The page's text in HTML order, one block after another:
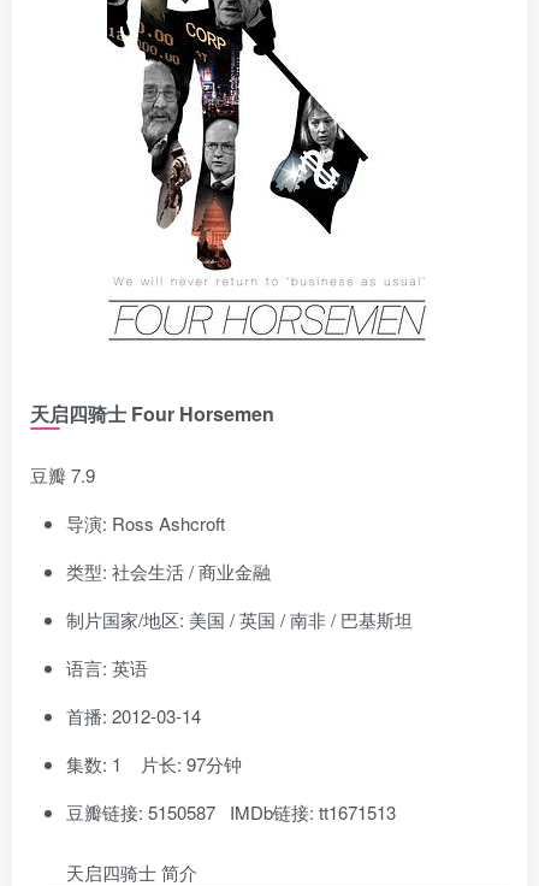
天启四骑士 Four Horsemen
豆瓣 7.9
导演: Ross Ashcroft
类型: 社会生活 / 商业金融
制片国家/地区: 美国 / 英国 / 南非 / 巴基斯坦
语言: 英语
首播: 2012-03-14
集数: 1 片长: 97分钟
豆瓣链接: 5150587 IMDb链接: tt1671513
天启四骑士 简介